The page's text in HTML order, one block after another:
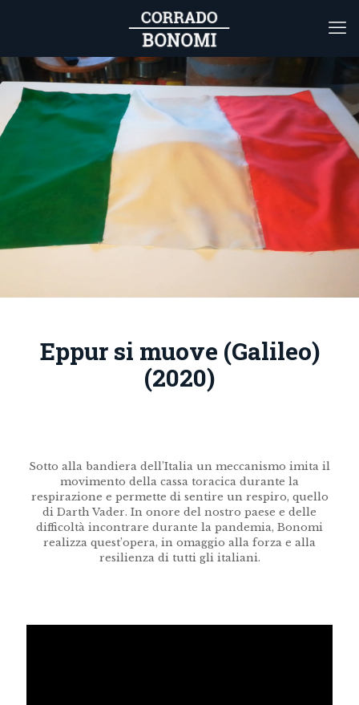
Eppur si muove (Galileo)
(2020)
Sotto alla bandiera dell’Italia un meccanismo imita il
movimento della cassa toracica durante la
respirazione e permette di sentire un respiro, quello
di Darth Vader. In onore del nostro paese e delle
difficoltà incontrare durante la pandemia, Bonomi
realizza quest’opera, in omaggio alla forza e alla
resilienza di tutti gli italiani.